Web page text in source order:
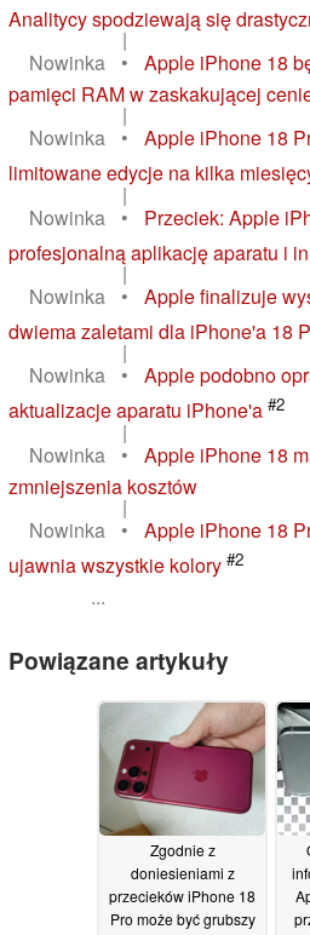
Analitycy spodziewają się
|
Nowinka
•
Apple iPhone 18
pamięci RAM w zaskakującej
|
Nowinka
•
Apple iPhone 18
limitowane edycje na kilka
|
Nowinka
•
Przeciek: Apple
profesjonalną aplikację aparatu i
|
Nowinka
•
Apple finalizuje
dwiema zaletami dla iPhone'a 18
|
Nowinka
•
Apple podobno
aktualizacje aparatu iPhone'a #2
|
Nowinka
•
Apple iPhone 18
zmniejszenia kosztów
|
Nowinka
•
Apple iPhone 18
ujawnia wszystkie kolory #2
...
Powiązane artykuły
Zgodnie z
doniesieniami z
przecieków iPhone 18
Pro może być grubszy